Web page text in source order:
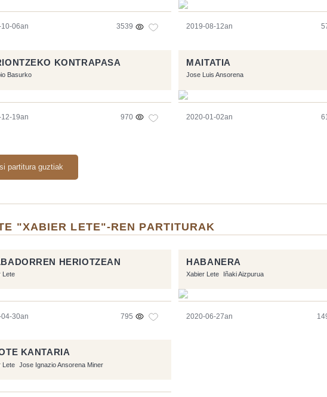
10-06an 3539 2019-08-12an
KONTRAPASA
Basurko
12-19an 970
MAITATIA
Jose Luis Ansorena
2020-01-02an
partitura guztiak
"XABIER LETE"-REN PARTITURAK
HERIOTZEAN
Lete
04-30an 795
HABANERA
Xabier Lete Iñaki Aizpurua
2020-06-27an
KANTARIA
Lete Jose Ignazio Ansorena Miner